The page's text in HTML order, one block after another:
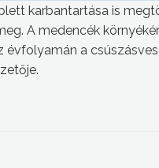
karbantartása is
A medencék
évfolyamán a